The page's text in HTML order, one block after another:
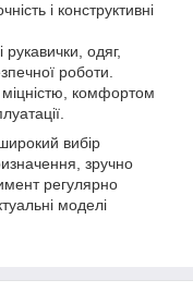
і конструктивні
одяг,
роботи.
міцністю, комфортом
вибір
зручно
регулярно
моделі